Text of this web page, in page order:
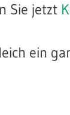
Sie jetzt
ein